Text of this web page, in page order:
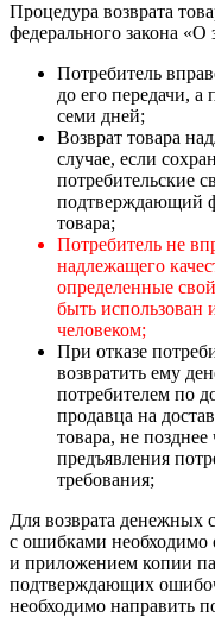
Процедура возврата
федерального закона «О
Потребитель
до его передачи, а
семи дней;
Возврат товара
случае, если
потребительские
подтверждающий
товара;
Потребитель не
надлежащего
определенные
быть использован
человеком;
При отказе
возвратить ему
потребителем по
продавца на
товара, не позднее
предъявления
требования;
Для возврата денежных
с ошибками необходимо
и приложением копии
подтверждающих
необходимо направить